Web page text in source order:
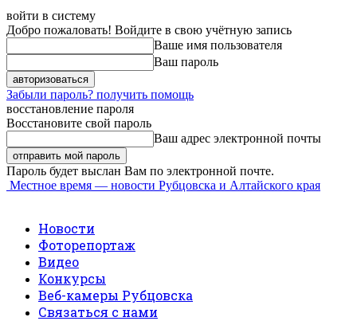
войти в систему
Добро пожаловать! Войдите в свою учётную запись
Ваше имя пользователя
Ваш пароль
Забыли пароль? получить помощь
восстановление пароля
Восстановите свой пароль
Ваш адрес электронной почты
Пароль будет выслан Вам по электронной почте.
Местное время — новости Рубцовска и Алтайского края
Новости
Фоторепортаж
Видео
Конкурсы
Веб-камеры Рубцовска
Связаться с нами